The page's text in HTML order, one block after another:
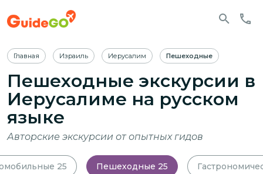
Главная Израиль Иерусалим Пешеходные
Пешеходные экскурсии в
Иерусалиме на русском
языке
Авторские экскурсии от опытных гидов
25 Пешеходные 25